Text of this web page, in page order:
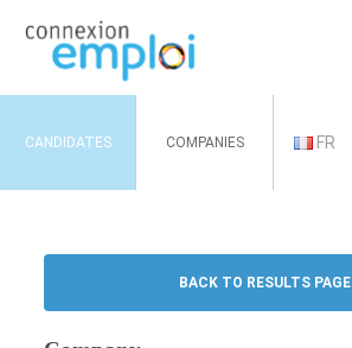
CANDIDATES COMPANIES FR
BACK TO RESULTS PAGE